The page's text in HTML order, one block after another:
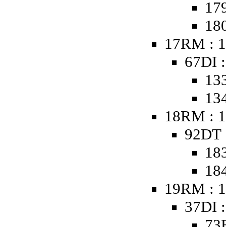
17RM :
67DI :
18RM :
92DT
19RM :
37DI